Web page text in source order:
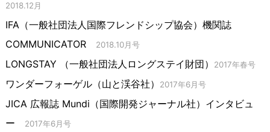
2018.12月
IFA（一般社団法人国際フレンドシップ協会）機関誌
COMMUNICATOR
2018.10月号
LONGSTAY （一般社団法人ロングステイ財団） 2017年春号
ワンダーフォーゲル（山と渓谷社） 2017年6月号
JICA 広報誌 Mundi（国際開発ジャーナル社）インタビュ
ー
2017年6月号